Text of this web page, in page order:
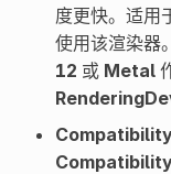
度更快。适用
使用该渲染器
12 或 Metal
Compatibility
Compatibility